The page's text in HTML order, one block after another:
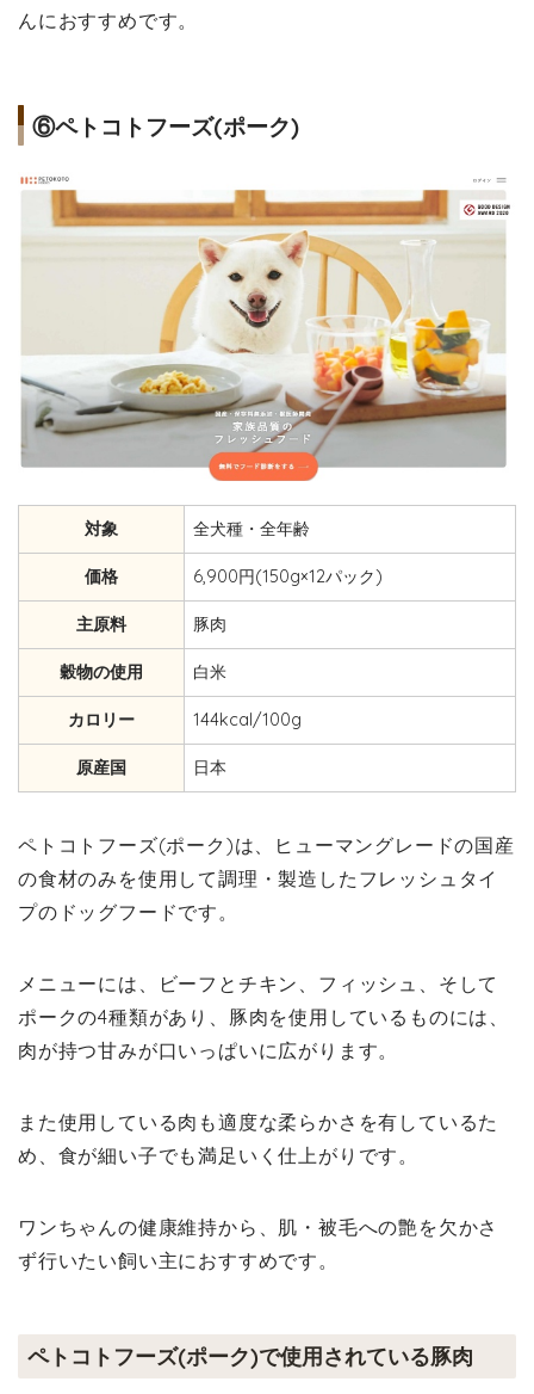
んにおすすめです。
⑥ペトコトフーズ(ポーク)
対象 全犬種・全年齢
価格 6,900円(150g×12パック)
主原料 豚肉
穀物の使用 白米
カロリー 144kcal/100g
原産国 日本
ペトコトフーズ(ポーク)は、ヒューマングレードの国産
の食材のみを使用して調理・製造したフレッシュタイ
プのドッグフードです。
メニューには、ビーフとチキン、フィッシュ、そして
ポークの4種類があり、豚肉を使用しているものには、
肉が持つ甘みが口いっぱいに広がります。
また使用している肉も適度な柔らかさを有しているた
め、食が細い子でも満足いく仕上がりです。
ワンちゃんの健康維持から、肌・被毛への艶を欠かさ
ず行いたい飼い主におすすめです。
ペトコトフーズ(ポーク)で使用されている豚肉